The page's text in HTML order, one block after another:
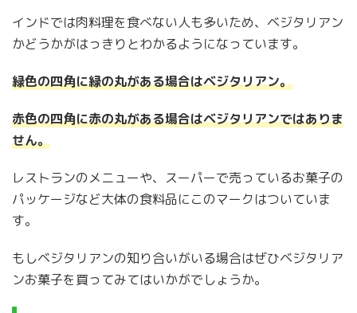
インドでは肉料理を食べない人も多いため、ベジタリアン
かどうかがはっきりとわかるようになっています。
緑色の四角に緑の丸がある場合はベジタリアン。
赤色の四角に赤の丸がある場合はベジタリアンではありま
せん。
レストランのメニューや、スーパーで売っているお菓子の
パッケージなど大体の食料品にこのマークはついていま
す。
もしベジタリアンの知り合いがいる場合はぜひベジタリア
ンお菓子を買ってみてはいかがでしょうか。